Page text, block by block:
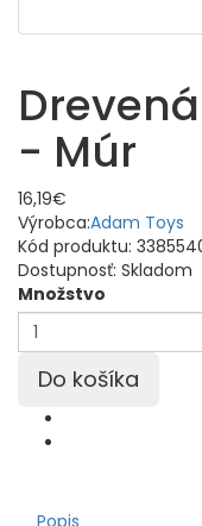
- Múr
16,19€
Výrobca:Adam Toys
Kód produktu:
Dostupnosť: Skladom
Množstvo